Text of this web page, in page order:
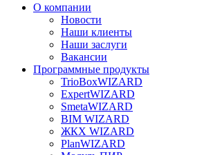
О компании
Новости
Наши клиенты
Наши заслуги
Вакансии
Программные продукты
TrioBoxWIZARD
ExpertWIZARD
SmetaWIZARD
BIM WIZARD
ЖКХ WIZARD
PlanWIZARD